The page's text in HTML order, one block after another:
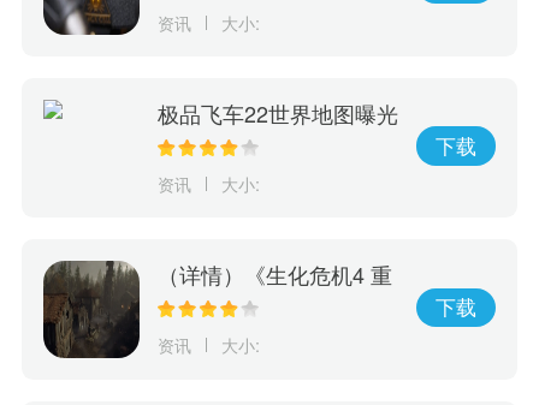
图，特别行动，易货系
资讯 大小:
极品飞车22世界地图曝光
首发20辆新车名单发布
资讯 大小:
下载
（详情）《生化危机4 重
制版》佣兵模式四张地图
资讯 大小:
下载